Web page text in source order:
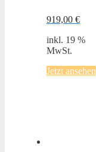
919,00 €
inkl. 19 %
MwSt.
Jetzt ansehen